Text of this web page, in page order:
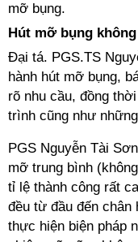
mỡ bụng.
Hút mỡ bụng
Đại tá. PGS.TS
hành hút mỡ bụng,
rõ nhu cầu, đồng
trình cũng như
PGS Nguyễn Tài
mỡ trung bình
tỉ lệ thành công rất
đều từ đầu đến chân
thực hiện biện pháp